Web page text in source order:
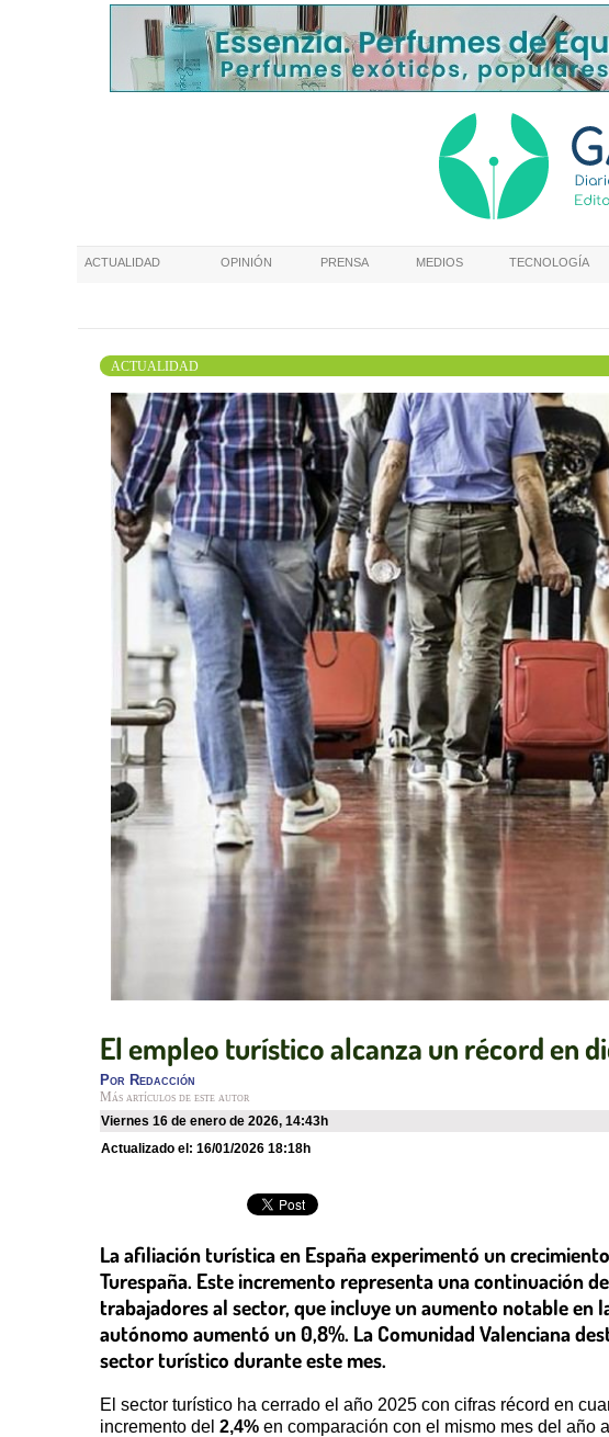
ACTUALIDAD OPINIÓN PRENSA MEDIOS TECNOLOGÍA
ACTUALIDAD
El empleo turístico alcanza un récord en
Por Redacción
Más artículos de este autor
viernes 16 de enero de 2026, 14:43h
Actualizado el: 16/01/2026 18:18h
La afiliación turística en España experimentó un
Turespaña. Este incremento representa una continuación
trabajadores al sector, que incluye un aumento notable en
autónomo aumentó un 0,8%. La Comunidad Valenciana
sector turístico durante este mes.
El sector turístico ha cerrado el año 2025 con cifras récord en
incremento del 2,4% en comparación con el mismo mes del año